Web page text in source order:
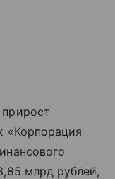
«Корпорация
млрд рублей,